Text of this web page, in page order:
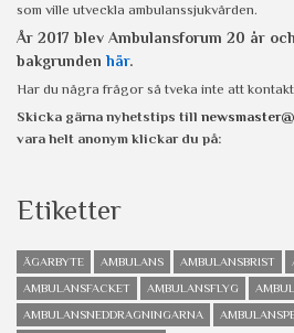
som ville utveckla ambulanssjukvården.
År 2017 blev Ambulansforum 20 år
bakgrunden här.
Har du några frågor så tveka inte att
Skicka gärna nyhetstips till
vara helt anonym klickar du på:
Etiketter
ÄGARBYTE AMBULANS AMBULANSBRIST
AMBULANSFACKET
AMBULANSFLYG
AMBULANSNEDDRAGNINGARNA